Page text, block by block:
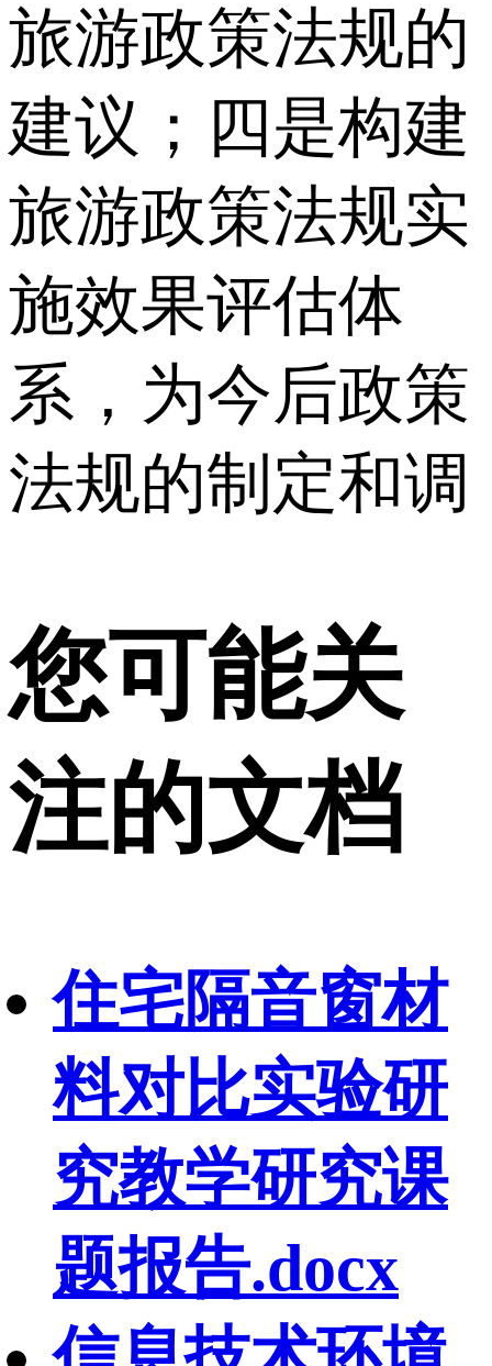
旅游政策法规的
建议；四是构建
旅游政策法规实
施效果评估体
系，为今后政策
法规的制定和调
您可能关
注的文档
住宅隔音窗材
料对比实验研
究教学研究课
题报告.docx